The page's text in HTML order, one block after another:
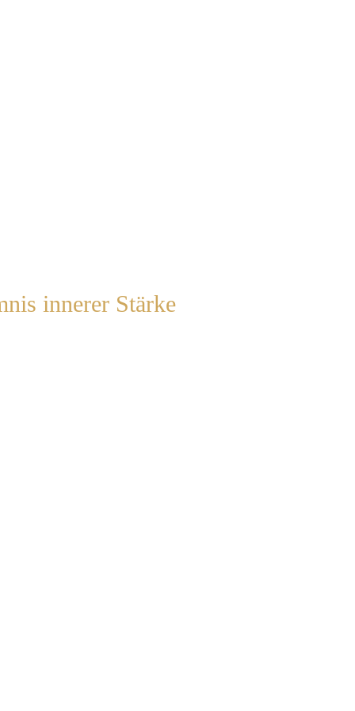
innerer Stärke